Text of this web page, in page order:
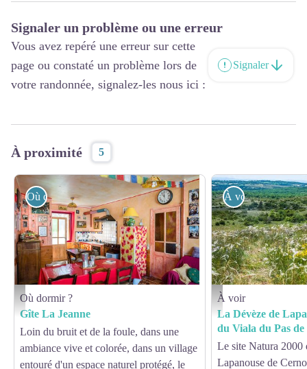
Signaler un problème ou une erreur
Vous avez repéré une erreur sur cette
page ou constaté un problème lors de
votre randonnée, signalez-les nous ici :
Signaler
À proximité 5
Niveau 2 : la salle commune colorée et animée - Gîte La Jeanne
Où dormir ?
Où dormir ?
Gîte La Jeanne
Loin du bruit et de la foule, dans une
ambiance vive et colorée, dans un village
entouré d'un espace naturel protégé, le
Cheveux d'ange sur le
À voir
À voir
La Dévèze de
du Viala du Pas de
Le site Natura 2000
Lapanouse de